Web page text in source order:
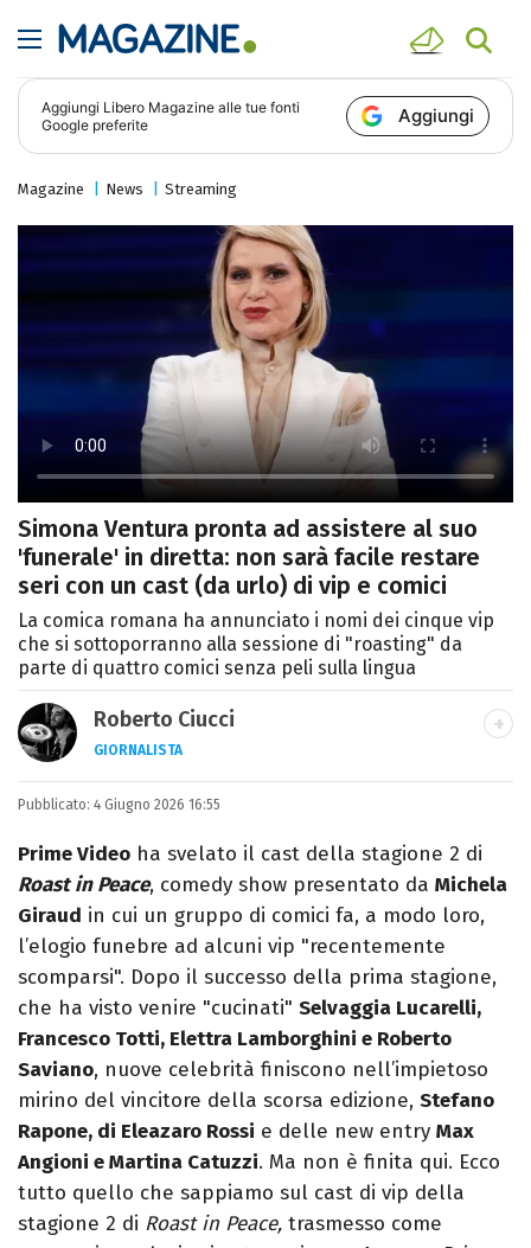
Aggiungi Libero Magazine alle tue fonti
Google preferite
Aggiungi
Magazine News Streaming
Simona Ventura pronta ad assistere al suo
'funerale' in diretta: non sarà facile restare
seri con un cast (da urlo) di vip e comici
La comica romana ha annunciato i nomi dei cinque vip
che si sottoporranno alla sessione di "roasting" da
parte di quattro comici senza peli sulla lingua
Roberto Ciucci
GIORNALISTA
INSTAGRAM
FACEBOOK
Appassionato di sport, avido consumatore
di manga e film, cultore di tutto ciò che è
stato girato da Quentin Tarantino e
musicista nel tempo libero.
Pubblicato: 4 Giugno 2026 16:55
Prime Video ha svelato il cast della stagione 2 di
Roast in Peace, comedy show presentato da Michela
Giraud in cui un gruppo di comici fa, a modo loro,
l’elogio funebre ad alcuni vip "recentemente
scomparsi". Dopo il successo della prima stagione,
che ha visto venire "cucinati" Selvaggia Lucarelli,
Francesco Totti, Elettra Lamborghini e Roberto
Saviano, nuove celebrità finiscono nell’impietoso
mirino del vincitore della scorsa edizione, Stefano
Rapone, di Eleazaro Rossi e delle new entry Max
Angioni e Martina Catuzzi. Ma non è finita qui. Ecco
tutto quello che sappiamo sul cast di vip della
stagione 2 di Roast in Peace, trasmesso come